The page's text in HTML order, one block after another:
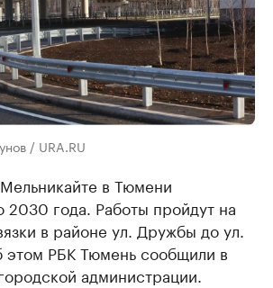
/ URA.RU
в Тюмени
2030 года. Работы пройдут на
в районе ул. Дружбы до ул.
РБК Тюмень сообщили в
администрации.